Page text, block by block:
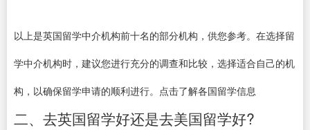
以上是英国留学中介机构前十名的部分机构，供您参考。在选择留
学中介机构时，建议您进行充分的调查和比较，选择适合自己的机
构，以确保留学申请的顺利进行。点击了解各国留学信息
二、去英国留学好还是去美国留学好?